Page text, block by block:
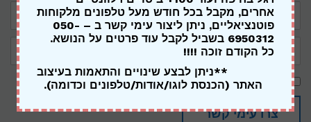
דואר
אלקטרוני:
טלפון
ליצירת
קשר:
תנאי
שימוש
ומדיניות
פרטיות
אני מאשר/ת אתתנאי השימושואתמדיניות הפרטיותבאתר
צרו עימי קשר
אחרים, מקבל בכל חודש מעל טלפונים מלקוחות
פוטנציאליים, ניתן ליצור עימי קשר ב – 050-
6950312 בשביל לקבל עוד פרטים על הנושא.
כל הקודם זוכה !!!!
**ניתן לבצע שינויים והתאמות בעיצוב
האתר (הכנסת לוגו/אודות/טלפונים וכדומה).